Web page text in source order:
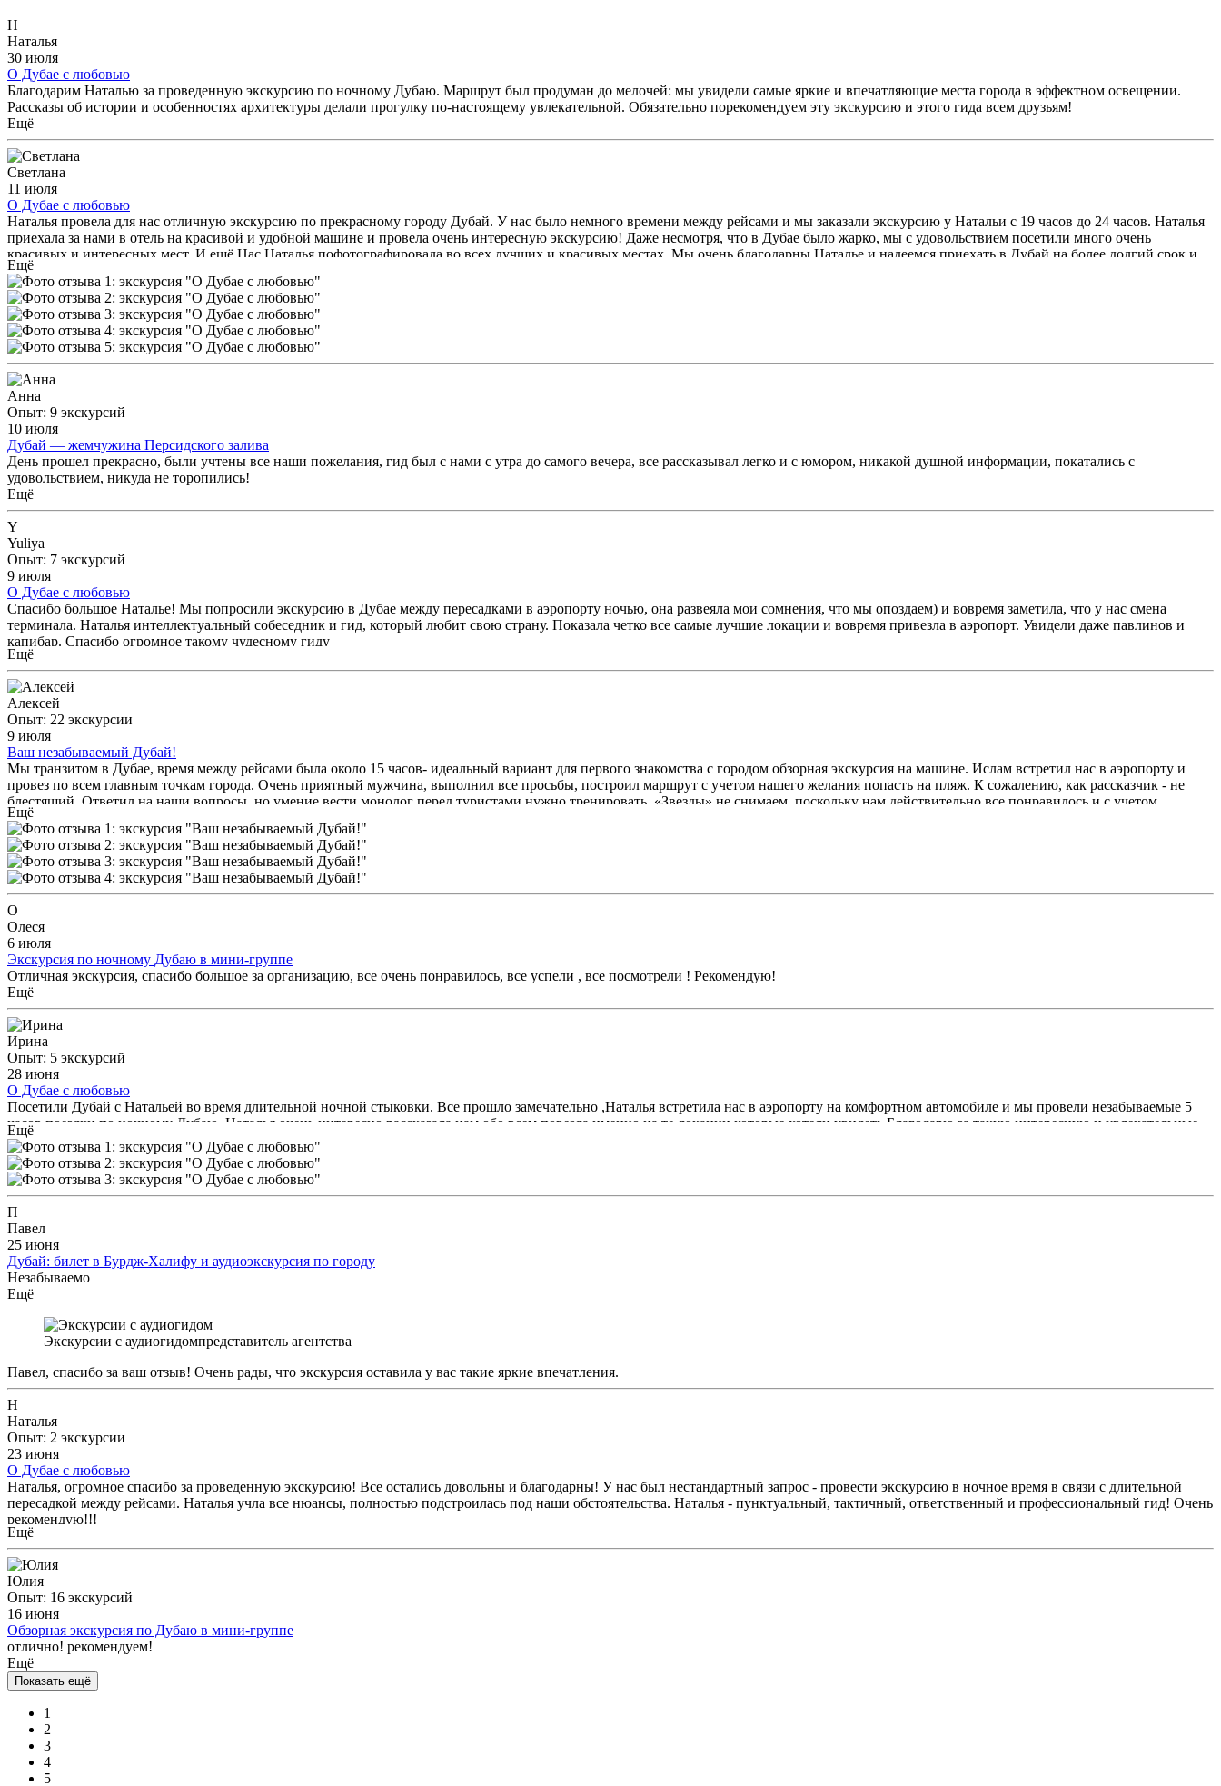
Н
Наталья
30 июля
О Дубае с любовью
Благодарим Наталью за проведенную экскурсию по ночному Дубаю. Маршрут был продуман до мелочей: мы увидели самые яркие и впечатляющие места города в эффектном освещении.
Рассказы об истории и особенностях архитектуры делали прогулку по-настоящему увлекательной. Обязательно порекомендуем эту экскурсию и этого гида всем друзьям!
Ещё
Светлана
11 июля
О Дубае с любовью
Наталья провела для нас отличную экскурсию по прекрасному городу Дубай. У нас было немного времени между рейсами и мы заказали экскурсию у Натальи с 19 часов до 24 часов. Наталья
приехала за нами в отель на красивой и удобной машине и провела очень интересную экскурсию! Даже несмотря, что в Дубае было жарко, мы с удовольствием посетили много очень
красивых и интересных мест. И ещё Нас Наталья пофотографировала во всех лучших и красивых местах. Мы очень благодарны Наталье и надеемся приехать в Дубай на более долгий срок и
снова заказать экскурсии у Натальи.
Ещё
Анна
Опыт: 9 экскурсий
10 июля
Дубай — жемчужина Персидского залива
День прошел прекрасно, были учтены все наши пожелания, гид был с нами с утра до самого вечера, все рассказывал легко и с юмором, никакой душной информации, покатались с
удовольствием, никуда не торопились!
Ещё
Y
Yuliya
Опыт: 7 экскурсий
9 июля
О Дубае с любовью
Спасибо большое Наталье! Мы попросили экскурсию в Дубае между пересадками в аэропорту ночью, она развеяла мои сомнения, что мы опоздаем) и вовремя заметила, что у нас смена
терминала. Наталья интеллектуальный собеседник и гид, который любит свою страну. Показала четко все самые лучшие локации и вовремя привезла в аэропорт. Увидели даже павлинов и
капибар. Спасибо огромное такому чудесному гиду
Ещё
Алексей
Опыт: 22 экскурсии
9 июля
Ваш незабываемый Дубай!
Мы транзитом в Дубае, время между рейсами была около 15 часов- идеальный вариант для первого знакомства с городом обзорная экскурсия на машине. Ислам встретил нас в аэропорту и
провез по всем главным точкам города. Очень приятный мужчина, выполнил все просьбы, построил маршрут с учетом нашего желания попасть на пляж. К сожалению, как рассказчик - не
блестящий. Ответил на наши вопросы, но умение вести монолог перед туристами нужно тренировать. «Звезды» не снимаем, поскольку нам действительно все понравилось и с учетом
усталости от ночного рейса мы не так требовательны к историческим фактам)) Спасибо за отличный день 🔥
Ещё
О
Олеся
6 июля
Экскурсия по ночному Дубаю в мини-группе
Отличная экскурсия, спасибо большое за организацию, все очень понравилось, все успели , все посмотрели ! Рекомендую!
Ещё
Ирина
Опыт: 5 экскурсий
28 июня
О Дубае с любовью
Посетили Дубай с Натальей во время длительной ночной стыковки. Все прошло замечательно ,Наталья встретила нас в аэропорту на комфортном автомобиле и мы провели незабываемые 5
часов поездки по ночному Дубаю. Наталья очень интересно рассказала нам обо всем,повезла именно на те локации,которые хотели увидеть.Благодарю за такую интересную и увлекательные
экскурсию.
Ещё
П
Павел
25 июня
Дубай: билет в Бурдж-Халифу и аудиоэкскурсия по городу
Незабываемо
Ещё
Экскурсии с аудиогидомпредставитель агентства
Павел, спасибо за ваш отзыв! Очень рады, что экскурсия оставила у вас такие яркие впечатления.
Н
Наталья
Опыт: 2 экскурсии
23 июня
О Дубае с любовью
Наталья, огромное спасибо за проведенную экскурсию! Все остались довольны и благодарны! У нас был нестандартный запрос - провести экскурсию в ночное время в связи с длительной
пересадкой между рейсами. Наталья учла все нюансы, полностью подстроилась под наши обстоятельства. Наталья - пунктуальный, тактичный, ответственный и профессиональный гид! Очень
рекомендую!!!
Ещё
Юлия
Опыт: 16 экскурсий
16 июня
Обзорная экскурсия по Дубаю в мини-группе
отлично! рекомендуем!
Ещё
Показать ещё
1
2
3
4
5